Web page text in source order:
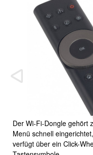
Der Wi-Fi-Dongle gehört
Menü schnell
verfügt über ein Click-